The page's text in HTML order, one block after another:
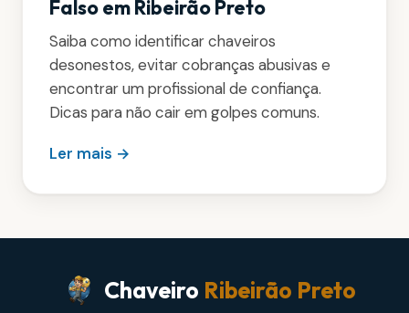
Falso em Ribeirão Preto
Saiba como identificar chaveiros
desonestos, evitar cobranças abusivas e
encontrar um profissional de confiança.
Dicas para não cair em golpes comuns.
Ler mais →
Chaveiro Ribeirão Preto